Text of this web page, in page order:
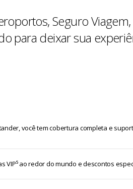
Seguro
para deixar sua
você tem cobertura completa e
VIP⁵ ao redor do mundo e descontos